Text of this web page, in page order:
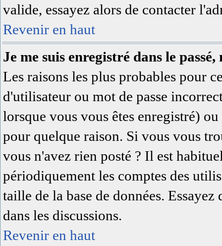
valide, essayez alors de contacter
Revenir en haut
Je me suis enregistré dans le
Les raisons les plus probables pour
d'utilisateur ou mot de passe
lorsque vous vous êtes enregistré)
pour quelque raison. Si vous vous
vous n'avez rien posté ? Il est
périodiquement les comptes des
taille de la base de données.
dans les discussions.
Revenir en haut